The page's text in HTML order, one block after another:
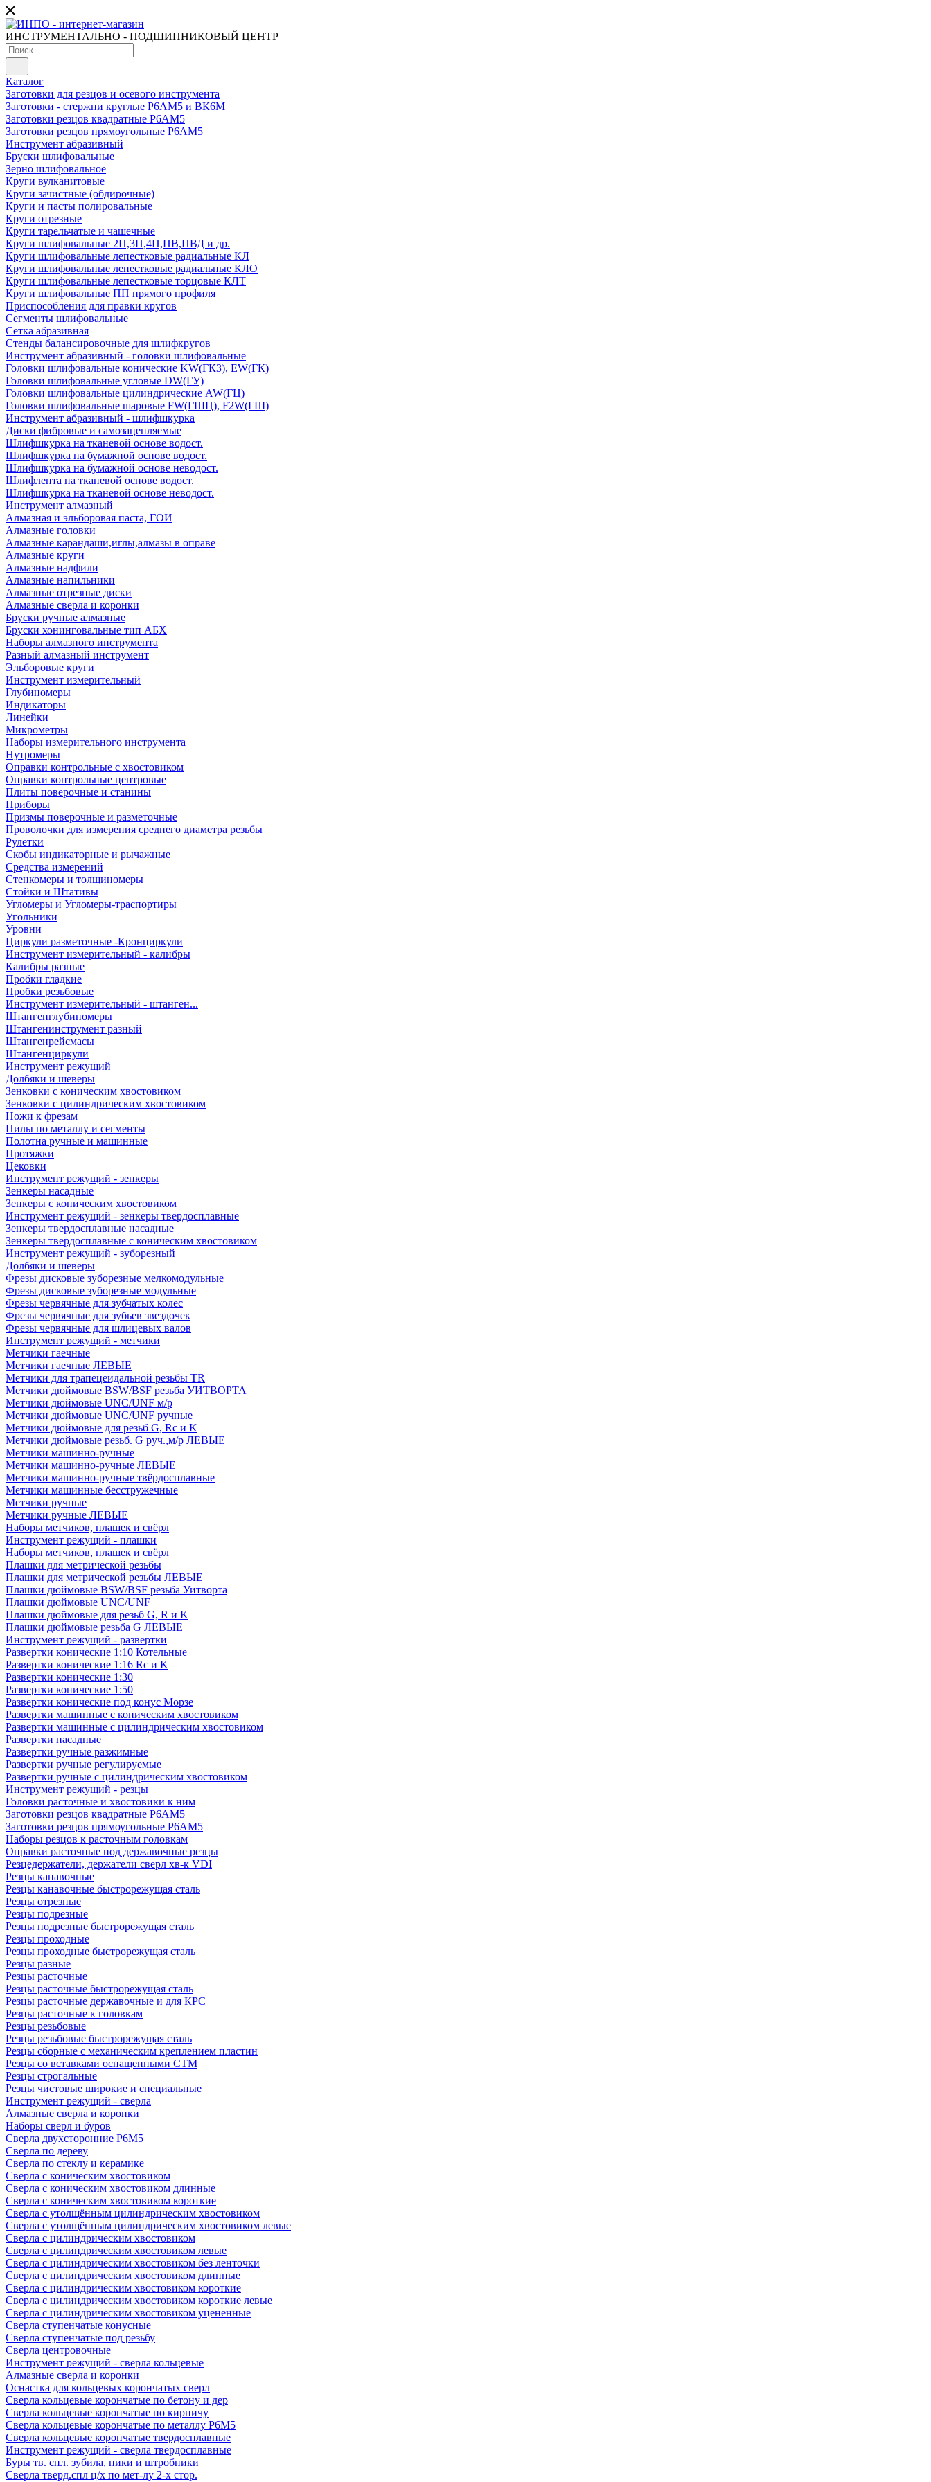
ИНСТРУМЕНТАЛЬНО - ПОДШИПНИКОВЫЙ ЦЕНТР
Каталог
Заготовки для резцов и осевого инструмента
Заготовки - стержни круглые Р6АМ5 и ВК6М
Заготовки резцов квадратные Р6АМ5
Заготовки резцов прямоугольные Р6АМ5
Инструмент абразивный
Бруски шлифовальные
Зерно шлифовальное
Круги вулканитовые
Круги зачистные (обдирочные)
Круги и пасты полировальные
Круги отрезные
Круги тарельчатые и чашечные
Круги шлифовальные 2П,3П,4П,ПВ,ПВД и др.
Круги шлифовальные лепестковые радиальные КЛ
Круги шлифовальные лепестковые радиальные КЛО
Круги шлифовальные лепестковые торцовые КЛТ
Круги шлифовальные ПП прямого профиля
Приспособления для правки кругов
Сегменты шлифовальные
Сетка абразивная
Стенды балансировочные для шлифкругов
Инструмент абразивный - головки шлифовальные
Головки шлифовальные конические KW(ГКЗ), EW(ГК)
Головки шлифовальные угловые DW(ГУ)
Головки шлифовальные цилиндрические AW(ГЦ)
Головки шлифовальные шаровые FW(ГШЦ), F2W(ГШ)
Инструмент абразивный - шлифшкурка
Диски фибровые и самозацепляемые
Шлифшкурка на тканевой основе водост.
Шлифшкурка на бумажной основе водост.
Шлифшкурка на бумажной основе неводост.
Шлифлента на тканевой основе водост.
Шлифшкурка на тканевой основе неводост.
Инструмент алмазный
Алмазная и эльборовая паста, ГОИ
Алмазные головки
Алмазные карандаши,иглы,алмазы в оправе
Алмазные круги
Алмазные надфили
Алмазные напильники
Алмазные отрезные диски
Алмазные сверла и коронки
Бруски ручные алмазные
Бруски хонинговальные тип АБХ
Наборы алмазного инструмента
Разный алмазный инструмент
Эльборовые круги
Инструмент измерительный
Глубиномеры
Индикаторы
Линейки
Микрометры
Наборы измерительного инструмента
Нутромеры
Оправки контрольные с хвостовиком
Оправки контрольные центровые
Плиты поверочные и станины
Приборы
Призмы поверочные и разметочные
Проволочки для измерения среднего диаметра резьбы
Рулетки
Скобы индикаторные и рычажные
Средства измерений
Стенкомеры и толщиномеры
Стойки и Штативы
Угломеры и Угломеры-траспортиры
Угольники
Уровни
Циркули разметочные -Кронциркули
Инструмент измерительный - калибры
Калибры разные
Пробки гладкие
Пробки резьбовые
Инструмент измерительный - штанген...
Штангенглубиномеры
Штангенинструмент разный
Штангенрейсмасы
Штангенциркули
Инструмент режущий
Долбяки и шеверы
Зенковки с коническим хвостовиком
Зенковки с цилиндрическим хвостовиком
Ножи к фрезам
Пилы по металлу и сегменты
Полотна ручные и машинные
Протяжки
Цековки
Инструмент режущий - зенкеры
Зенкеры насадные
Зенкеры с коническим хвостовиком
Инструмент режущий - зенкеры твердосплавные
Зенкеры твердосплавные насадные
Зенкеры твердосплавные с коническим хвостовиком
Инструмент режущий - зуборезный
Долбяки и шеверы
Фрезы дисковые зуборезные мелкомодульные
Фрезы дисковые зуборезные модульные
Фрезы червячные для зубчатых колес
Фрезы червячные для зубьев звездочек
Фрезы червячные для шлицевых валов
Инструмент режущий - метчики
Метчики гаечные
Метчики гаечные ЛЕВЫЕ
Метчики для трапецеидальной резьбы TR
Метчики дюймовые BSW/BSF резьба УИТВОРТА
Метчики дюймовые UNC/UNF м/р
Метчики дюймовые UNC/UNF ручные
Метчики дюймовые для резьб G, Rc и K
Метчики дюймовые резьб. G руч.,м/р ЛЕВЫЕ
Метчики машинно-ручные
Метчики машинно-ручные ЛЕВЫЕ
Метчики машинно-ручные твёрдосплавные
Метчики машинные бесстружечные
Метчики ручные
Метчики ручные ЛЕВЫЕ
Наборы метчиков, плашек и свёрл
Инструмент режущий - плашки
Наборы метчиков, плашек и свёрл
Плашки для метрической резьбы
Плашки для метрической резьбы ЛЕВЫЕ
Плашки дюймовые BSW/BSF резьба Уитворта
Плашки дюймовые UNC/UNF
Плашки дюймовые для резьб G, R и K
Плашки дюймовые резьба G ЛЕВЫЕ
Инструмент режущий - развертки
Развертки конические 1:10 Котельные
Развертки конические 1:16 Rc и K
Развертки конические 1:30
Развертки конические 1:50
Развертки конические под конус Морзе
Развертки машинные с коническим хвостовиком
Развертки машинные с цилиндрическим хвостовиком
Развертки насадные
Развертки ручные разжимные
Развертки ручные регулируемые
Развертки ручные с цилиндрическим хвостовиком
Инструмент режущий - резцы
Головки расточные и хвостовики к ним
Заготовки резцов квадратные Р6АМ5
Заготовки резцов прямоугольные Р6АМ5
Наборы резцов к расточным головкам
Оправки расточные под державочные резцы
Резцедержатели, держатели сверл хв-к VDI
Резцы канавочные
Резцы канавочные быстрорежущая сталь
Резцы отрезные
Резцы подрезные
Резцы подрезные быстрорежущая сталь
Резцы проходные
Резцы проходные быстрорежущая сталь
Резцы разные
Резцы расточные
Резцы расточные быстрорежущая сталь
Резцы расточные державочные и для КРС
Резцы расточные к головкам
Резцы резьбовые
Резцы резьбовые быстрорежущая сталь
Резцы сборные с механическим креплением пластин
Резцы со вставками оснащенными СТМ
Резцы строгальные
Резцы чистовые широкие и специальные
Инструмент режущий - сверла
Алмазные сверла и коронки
Наборы сверл и буров
Сверла двухсторонние Р6М5
Сверла по дереву
Сверла по стеклу и керамике
Сверла с коническим хвостовиком
Сверла с коническим хвостовиком длинные
Сверла с коническим хвостовиком короткие
Сверла с утолщённым цилиндрическим хвостовиком
Сверла с утолщённым цилиндрическим хвостовиком левые
Сверла с цилиндрическим хвостовиком
Сверла с цилиндрическим хвостовиком левые
Сверла с цилиндрическим хвостовиком без ленточки
Сверла с цилиндрическим хвостовиком длинные
Сверла с цилиндрическим хвостовиком короткие
Сверла с цилиндрическим хвостовиком короткие левые
Сверла с цилиндрическим хвостовиком уцененные
Сверла ступенчатые конусные
Сверла ступенчатые под резьбу
Сверла центровочные
Инструмент режущий - сверла кольцевые
Алмазные сверла и коронки
Оснастка для кольцевых корончатых сверл
Сверла кольцевые корончатые по бетону и дер
Сверла кольцевые корончатые по кирпичу
Сверла кольцевые корончатые по металлу Р6М5
Сверла кольцевые корончатые твердосплавные
Инструмент режущий - сверла твердосплавные
Буры тв. спл. зубила, пики и штробники
Сверла тверд.спл ц/х по мет-лу 2-х стор.